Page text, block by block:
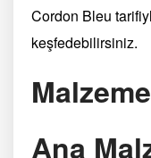
Cordon Bleu
keşfedebilirsiniz.
Ana